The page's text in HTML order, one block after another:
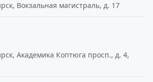
Вокзальная магистраль, д. 17
Академика Коптюга просп., д. 4,